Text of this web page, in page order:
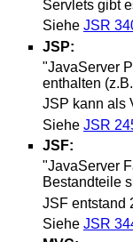
Servlets gibt
Siehe JSR
JSP:
"JavaServer
enthalten
JSP kann als
Siehe JSR
JSF:
"JavaServer
Bestandteile
JSF entstand
Siehe JSR